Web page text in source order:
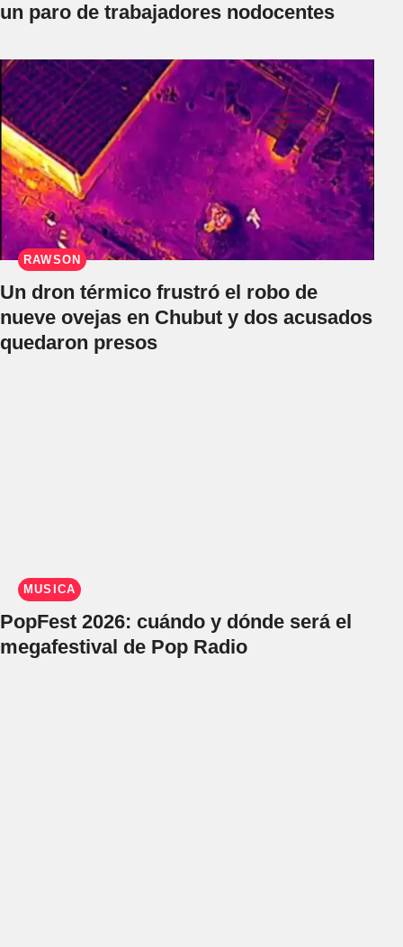
un paro de trabajadores nodocentes
RAWSON
Un dron térmico frustró el robo de
nueve ovejas en Chubut y dos acusados
quedaron presos
MÚSICA
PopFest 2026: cuándo y dónde será el
megafestival de Pop Radio